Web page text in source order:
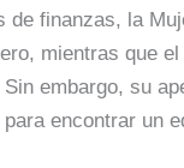
de finanzas, la
mientras que
embargo, su
encontrar un